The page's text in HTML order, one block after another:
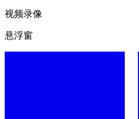
视频录像
悬浮窗